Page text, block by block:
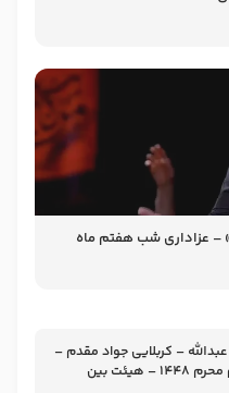
– عزاداری شب هفتم ماه
عبدالله – کربلایی جواد مقدم –
شب هشتم محرم 1448 – هیئت بین